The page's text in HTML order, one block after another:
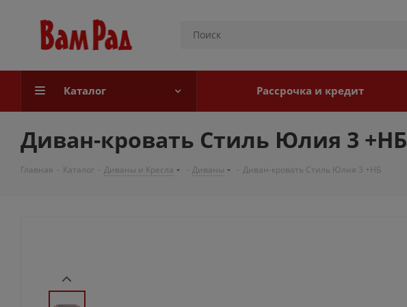
Каталог Рассрочка и кредит
Диван-кровать Стиль Юлия 3 +НБ
Главная - Каталог - Диваны и Кресла - Диваны - Диван-кровать Стиль Юлия 3 +НБ